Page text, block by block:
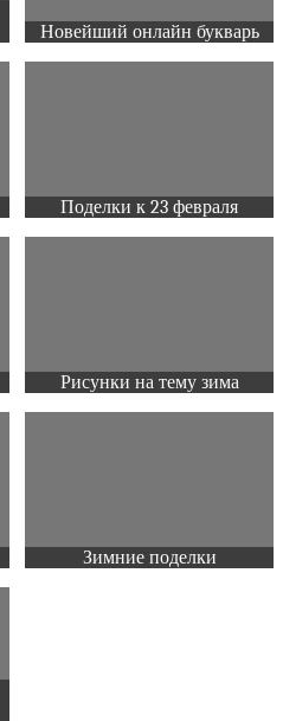
Новейший онлайн букварь
Поделки к 23 февраля
Рисунки на тему зима
Зимние поделки